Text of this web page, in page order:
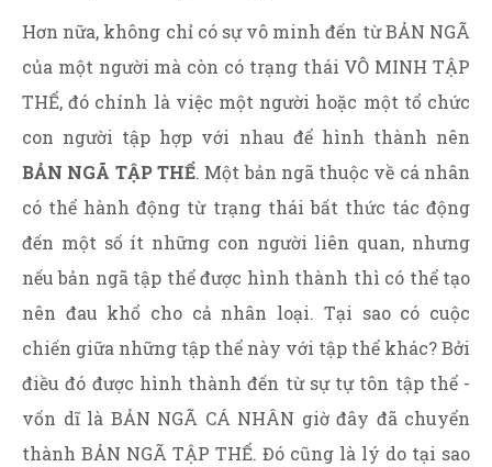
Hơn nữa, không chỉ có sự vô minh đến từ BẢN NGÃ
của một người mà còn có trạng thái VÔ MINH TẬP
THỂ, đó chính là việc một người hoặc một tổ chức
con người tập hợp với nhau để hình thành nên
BẢN NGÃ TẬP THỂ. Một bản ngã thuộc về cá nhân
có thể hành động từ trạng thái bất thức tác động
đến một số ít những con người liên quan, nhưng
nếu bản ngã tập thể được hình thành thì có thể tạo
nên đau khổ cho cả nhân loại. Tại sao có cuộc
chiến giữa những tập thể này với tập thể khác? Bởi
điều đó được hình thành đến từ sự tự tôn tập thể -
vốn dĩ là BẢN NGÃ CÁ NHÂN giờ đây đã chuyển
thành BẢN NGÃ TẬP THỂ. Đó cũng là lý do tại sao